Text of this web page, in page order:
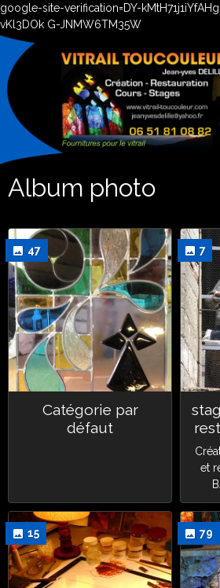
google-site-verification=DY-
vKl3DOk G-JNMW6TM35W
Album photo
47
Catégorie par
défaut
7
et
15 79